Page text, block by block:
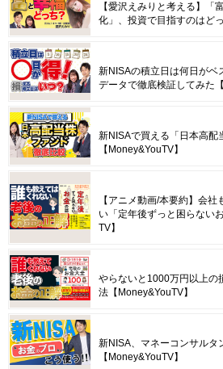
【愛沢えみりと考える】「
化」、投資で目指すのはど
新NISAの積立日は何日がベ
データで徹底検証してみた
新NISAで買える「日本高配
【Money&YouTV】
【アニメ動画/本要約】会
い「定年後ずっと困らない
TV】
やらないと1000万円以上の
法【Money&YouTV】
新NISA、マネーコンサルタ
【Money&YouTV】